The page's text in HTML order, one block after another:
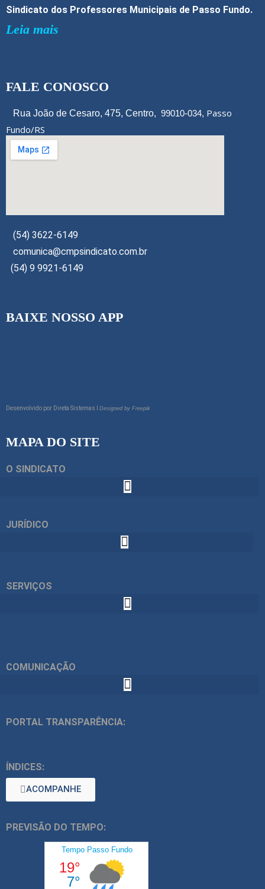
Sindicato dos Professores Municipais de Passo Fundo.
Leia mais
FALE CONOSCO
Rua João de Cesaro, 475, Centro, 99010-034, Passo
Fundo/RS
(54) 3622-6149
comunica@cmpsindicato.com.br
(54) 9 9921-6149
BAIXE NOSSO APP
Desenvolvido por Direta Sistemas I Designed by Freepik
MAPA DO SITE
O SINDICATO
JURÍDICO
SERVIÇOS
COMUNICAÇÃO
PORTAL TRANSPARÊNCIA:
ÍNDICES:
ACOMPANHE
PREVISÃO DO TEMPO: